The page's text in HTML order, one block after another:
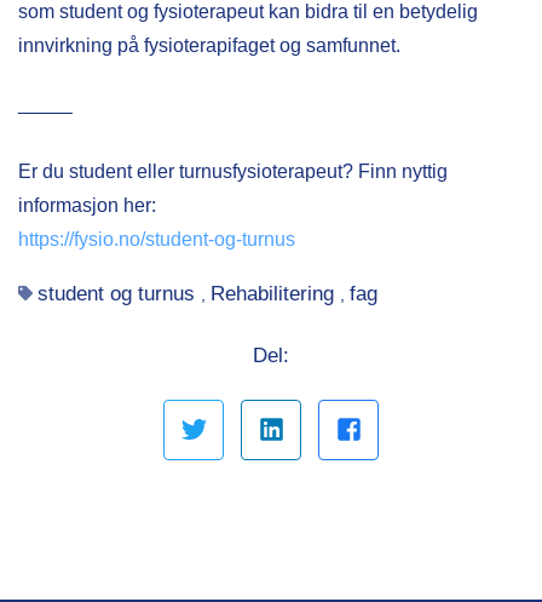
som student og fysioterapeut kan bidra til en betydelig
innvirkning på fysioterapifaget og samfunnet.
Er du student eller turnusfysioterapeut? Finn nyttig
informasjon her:
https://fysio.no/student-og-turnus
student og turnus , Rehabilitering , fag
Del: